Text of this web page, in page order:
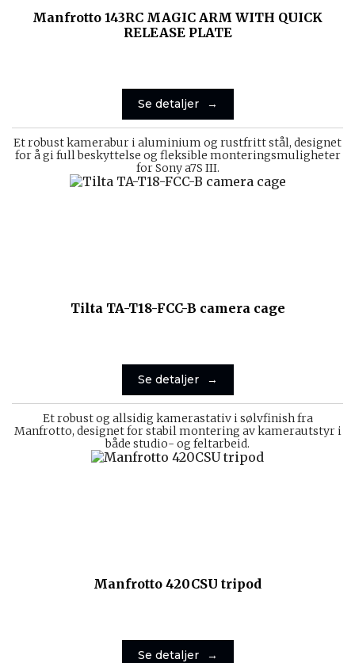
Manfrotto 143RC MAGIC ARM WITH QUICK
RELEASE PLATE
Se detaljer
Tilta TA-T18-FCC-B camera cage
Et robust kamerabur i aluminium og rustfritt stål, designet
for å gi full beskyttelse og fleksible monteringsmuligheter
for Sony a7S III.
Se detaljer
Manfrotto 420CSU tripod
Et robust og allsidig kamerastativ i sølvfinish fra
Manfrotto, designet for stabil montering av kamerautstyr i
både studio- og feltarbeid.
Se detaljer